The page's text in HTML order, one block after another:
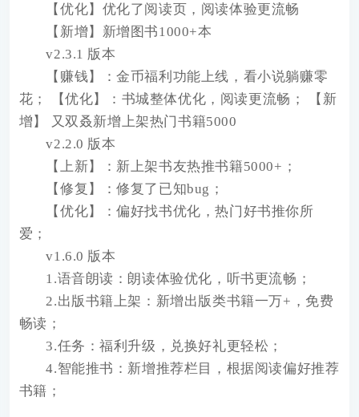
【优化】优化了阅读页，阅读体验更流畅
【新增】新增图书1000+本
v2.3.1 版本
【赚钱】：金币福利功能上线，看小说躺赚零
花； 【优化】：书城整体优化，阅读更流畅； 【新
增】 又双叒新增上架热门书籍5000
v2.2.0 版本
【上新】：新上架书友热推书籍5000+；
【修复】：修复了已知bug；
【优化】：偏好找书优化，热门好书推你所
爱；
v1.6.0 版本
1.语音朗读：朗读体验优化，听书更流畅；
2.出版书籍上架：新增出版类书籍一万+，免费
畅读；
3.任务：福利升级，兑换好礼更轻松；
4.智能推书：新增推荐栏目，根据阅读偏好推荐
书籍；